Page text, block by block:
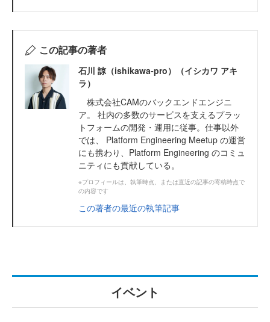
この記事の著者
石川 諒（ishikawa-pro）（イシカワ アキ
ラ）
株式会社CAMのバックエンドエンジニ
ア。 社内の多数のサービスを支えるプラッ
トフォームの開発・運用に従事。仕事以外
では、 Platform Engineering Meetup の運営
にも携わり、Platform Engineering のコミュ
ニティにも貢献している。
※プロフィールは、執筆時点、または直近の記事の寄稿時点で
の内容です
この著者の最近の執筆記事
イベント